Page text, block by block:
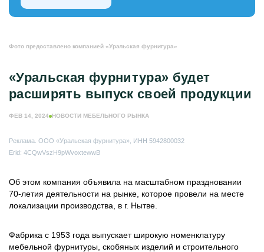
Фото предоставлено компанией «Уральская фурнитура»
«Уральская фурнитура» будет
расширять выпуск своей продукции
ФЕВ 14, 2024 НОВОСТИ МЕБЕЛЬНОГО РЫНКА
Реклама. ООО «Уральская фурнитура», ИНН 5942800032
Erid: 4CQwVszH9pWvoxtewwB
Об этом компания объявила на масштабном праздновании
70-летия деятельности на рынке, которое провели на месте
локализации производства, в г. Нытве.
Фабрика с 1953 года выпускает широкую номенклатуру
мебельной фурнитуры, скобяных изделий и строительного